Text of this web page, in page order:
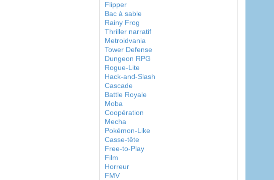
Flipper
Bac à sable
Rainy Frog
Thriller narratif
Metroidvania
Tower Defense
Dungeon RPG
Rogue-Lite
Hack-and-Slash
Cascade
Battle Royale
Moba
Coopération
Mecha
Pokémon-Like
Casse-tête
Free-to-Play
Film
Horreur
FMV